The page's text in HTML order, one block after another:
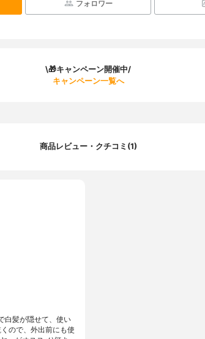
フォロワー
\🎁キャンペーン開催中/
キャンペーン一覧へ
商品レビュー・クチコミ(1)
白髪が隠せて、使い
ので、外出前にも使